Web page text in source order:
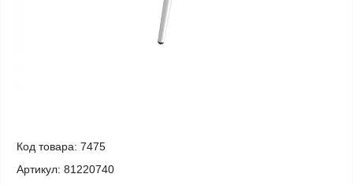
Код товара: 7475
Артикул: 81220740